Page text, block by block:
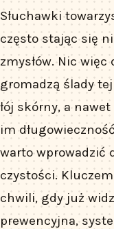
Słuchawki
często stając się
zmysłów. Nic
gromadzą ślady
łój skórny, a
im
warto wprowadzić
czystości.
chwili, gdy już
prewencyjna,